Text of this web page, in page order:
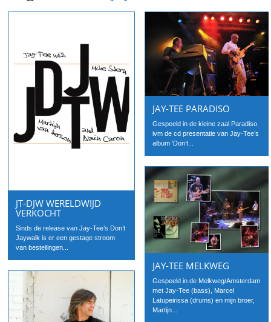
JT-DJW WERELDWIJD
VERKOCHT
Sinds de release van Jay-Tee’s Don’t
Jaywalk is er een gestage stroom
van bestellingen...
JAY-TEE PARADISO
Gespeeld in de kleine zaal Paradiso
ivm de cd presentatie van Jay-Tee’s
album ‘Don’t...
JAY-TEE MELKWEG
Gespeeld in de Melkweg/Amsterdam
met Jay-Tee (bass), Marcel
Latupeirissa (drums) en mijn broer,
Martijn...